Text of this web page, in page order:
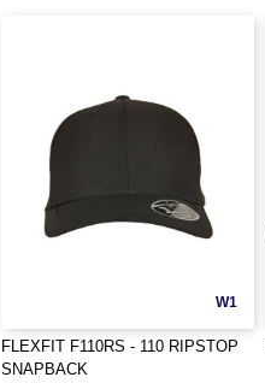
W1
FLEXFIT F110RS - 110 RIPSTOP
SNAPBACK